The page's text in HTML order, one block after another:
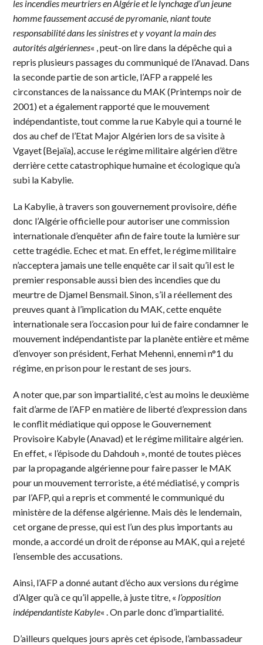
les incendies meurtriers en Algérie et le lynchage d’un jeune
homme faussement accusé de pyromanie, niant toute
responsabilité dans les sinistres et y voyant la main des
autorités algériennes« , peut-on lire dans la dépêche qui a
repris plusieurs passages du communiqué de l’Anavad. Dans
la seconde partie de son article, l’AFP a rappelé les
circonstances de la naissance du MAK (Printemps noir de
2001) et a également rapporté que le mouvement
indépendantiste, tout comme la rue Kabyle qui a tourné le
dos au chef de l’Etat Major Algérien lors de sa visite à
Vgayet {Bejaïa}, accuse le régime militaire algérien d’être
derrière cette catastrophique humaine et écologique qu’a
subi la Kabylie.
La Kabylie, à travers son gouvernement provisoire, défie
donc l’Algérie officielle pour autoriser une commission
internationale d’enquêter afin de faire toute la lumière sur
cette tragédie. Echec et mat. En effet, le régime militaire
n’acceptera jamais une telle enquête car il sait qu’il est le
premier responsable aussi bien des incendies que du
meurtre de Djamel Bensmail. Sinon, s’il a réellement des
preuves quant à l’implication du MAK, cette enquête
internationale sera l’occasion pour lui de faire condamner le
mouvement indépendantiste par la planète entière et même
d’envoyer son président, Ferhat Mehenni, ennemi n°1 du
régime, en prison pour le restant de ses jours.
A noter que, par son impartialité, c’est au moins le deuxième
fait d’arme de l’AFP en matière de liberté d’expression dans
le conflit médiatique qui oppose le Gouvernement
Provisoire Kabyle (Anavad) et le régime militaire algérien.
En effet, « l’épisode du Dahdouh », monté de toutes pièces
par la propagande algérienne pour faire passer le MAK
pour un mouvement terroriste, a été médiatisé, y compris
par l’AFP, qui a repris et commenté le communiqué du
ministère de la défense algérienne. Mais dès le lendemain,
cet organe de presse, qui est l’un des plus importants au
monde, a accordé un droit de réponse au MAK, qui a rejeté
l’ensemble des accusations.
Ainsi, l’AFP a donné autant d’écho aux versions du régime
d’Alger qu’à ce qu’il appelle, à juste titre, « l’opposition
indépendantiste Kabyle« . On parle donc d’impartialité.
D’ailleurs quelques jours après cet épisode, l’ambassadeur